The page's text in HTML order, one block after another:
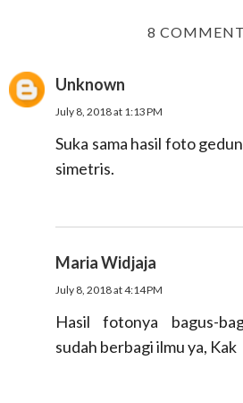
8
Unknown
July 8, 2018 at 1:13 PM
Suka sama hasil foto
simetris.
Maria Widjaja
July 8, 2018 at 4:14 PM
Hasil fotonya bagus-
sudah berbagi ilmu ya, Kak